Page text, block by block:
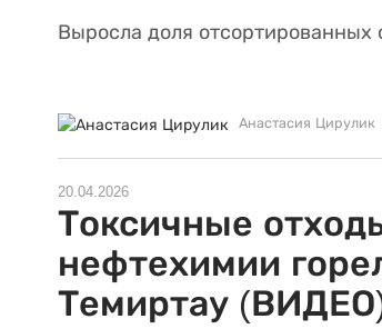
Выросла доля отсортированных
Анастасия Цирулик
20.04.2026
Токсичные
нефтехимии
Темиртау